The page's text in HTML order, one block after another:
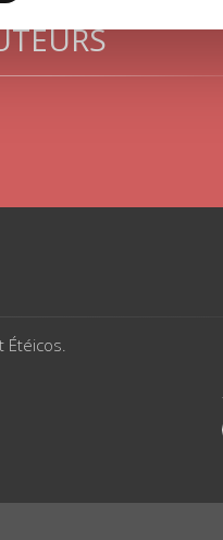
Étéicos.